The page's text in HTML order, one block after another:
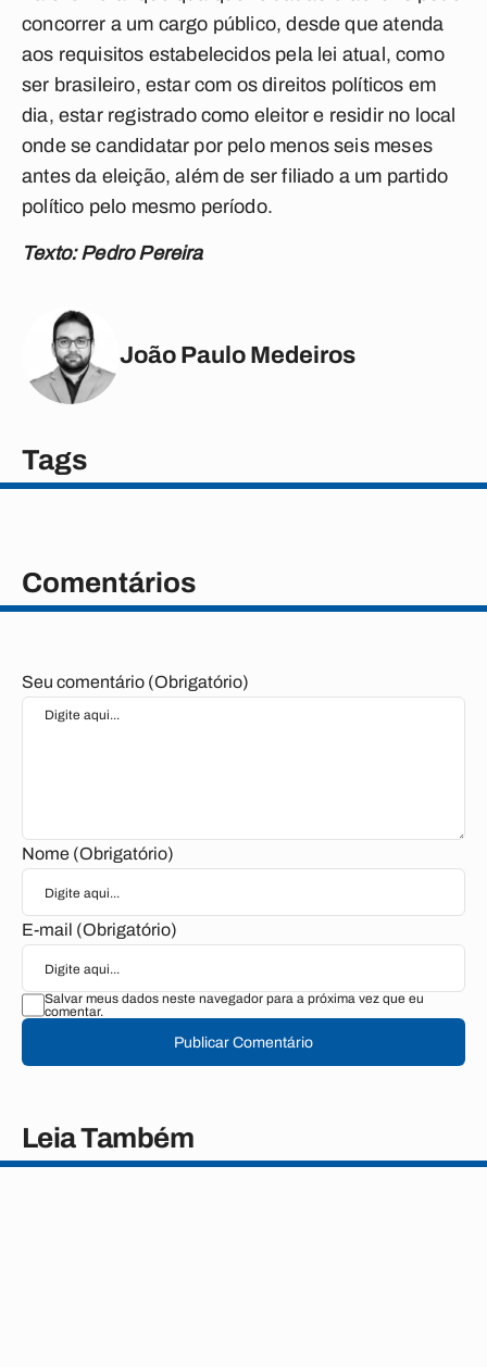
concorrer a um cargo público, desde que atenda
aos requisitos estabelecidos pela lei atual, como
ser brasileiro, estar com os direitos políticos em
dia, estar registrado como eleitor e residir no local
onde se candidatar por pelo menos seis meses
antes da eleição, além de ser filiado a um partido
político pelo mesmo período.
Texto: Pedro Pereira
João Paulo Medeiros
Tags
Comentários
Seu comentário (Obrigatório)
Nome (Obrigatório)
E-mail (Obrigatório)
Salvar meus dados neste navegador para a próxima vez que eu
comentar.
Publicar Comentário
Leia Também